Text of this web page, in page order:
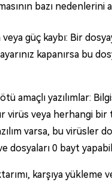
bazı nedenlerini
veya güç kaybı: Bir
kapanırsa bu
amaçlı yazılımlar:
virüs veya herhangi bir
varsa, bu virüsler
dosyaları 0 bayt
karşıya yükleme